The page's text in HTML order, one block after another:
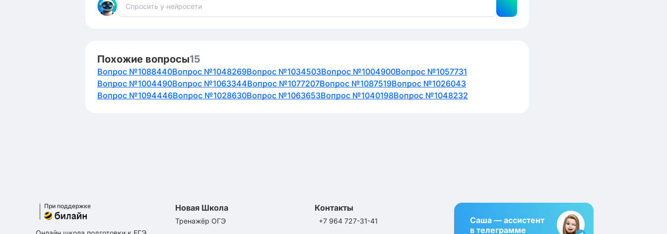
Похожие вопросы15
Вопрос №1088440Вопрос №1048269Вопрос №1034503Вопрос №1004900Вопрос №1057731
Вопрос №1004490Вопрос №1063344Вопрос №1077207Вопрос №1087519Вопрос №1026043
Вопрос №1094446Вопрос №1028630Вопрос №1063653Вопрос №1040198Вопрос №1048232
При поддержке Новая Школа
Тренажёр ОГЭ
Контакты
+7 964 727-31-41
Саша — ассистент
в телеграмме